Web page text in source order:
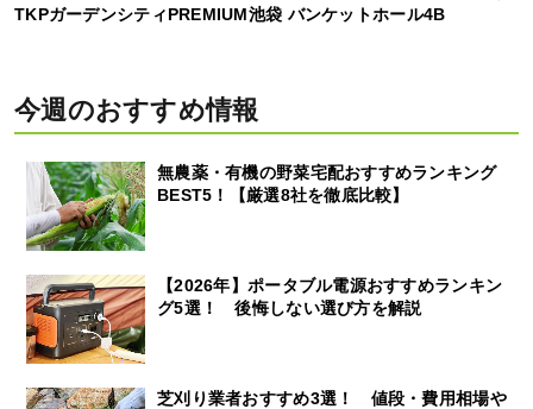
TKPガーデンシティPREMIUM池袋 バンケットホール4B
今週のおすすめ情報
無農薬・有機の野菜宅配おすすめランキング
BEST5！【厳選8社を徹底比較】
【2026年】ポータブル電源おすすめランキン
グ5選！ 後悔しない選び方を解説
芝刈り業者おすすめ3選！ 値段・費用相場や